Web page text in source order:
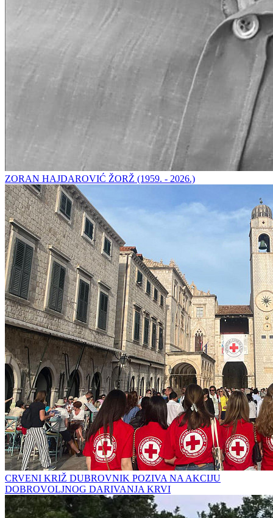
ZORAN HAJDAROVIĆ ŽORŽ (1959. - 2026.)
CRVENI KRIŽ DUBROVNIK POZIVA NA AKCIJU
DOBROVOLJNOG DARIVANJA KRVI